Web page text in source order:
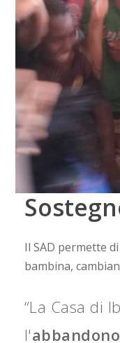
Il SAD permette
bambina,
“La Casa di
l'